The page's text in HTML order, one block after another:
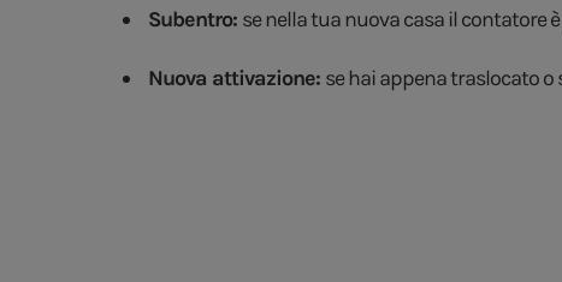
Subentro: se nella tua nuova casa il contatore
Nuova attivazione: se hai appena traslocato